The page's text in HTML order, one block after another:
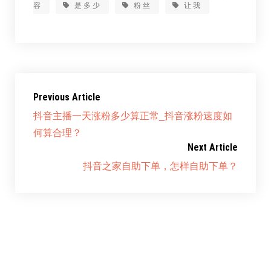
容
是多少 粉丝 让我
Previous Article
抖音主播一天涨粉多少算正常_抖音涨粉速度如
何算合理？
Next Article
抖音之家自助下单，怎样自助下单？